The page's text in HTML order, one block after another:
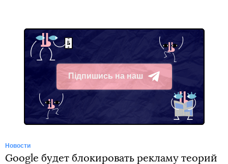
Підпишись на наш
Telegram
Новости
Google будет блокировать рекламу теорий